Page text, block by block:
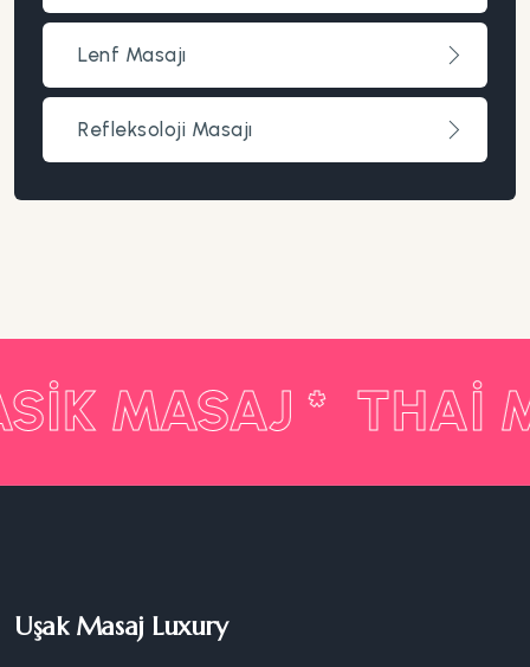
Lenf Masajı
Refleksoloji Masajı
MASAJ * THAI
Uşak Masaj Luxury